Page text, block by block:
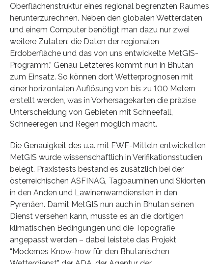
Oberflächenstruktur eines regional begrenzten Raumes
herunterzurechnen. Neben den globalen Wetterdaten
und einem Computer benötigt man dazu nur zwei
weitere Zutaten: die Daten der regionalen
Erdoberfläche und das von uns entwickelte MetGIS-
Programm.” Genau Letzteres kommt nun in Bhutan
zum Einsatz. So können dort Wetterprognosen mit
einer horizontalen Auflösung von bis zu 100 Metern
erstellt werden, was in Vorhersagekarten die präzise
Unterscheidung von Gebieten mit Schneefall,
Schneeregen und Regen möglich macht.
Die Genauigkeit des u.a. mit FWF-Mitteln entwickelten
MetGIS wurde wissenschaftlich in Verifikationsstudien
belegt. Praxistests bestand es zusätzlich bei der
österreichischen ASFINAG, Tagbauminen und Skiorten
in den Anden und Lawinenwarndiensten in den
Pyrenäen. Damit MetGIS nun auch in Bhutan seinen
Dienst versehen kann, musste es an die dortigen
klimatischen Bedingungen und die Topografie
angepasst werden – dabei leistete das Projekt
“Modernes Know-how für den Bhutanischen